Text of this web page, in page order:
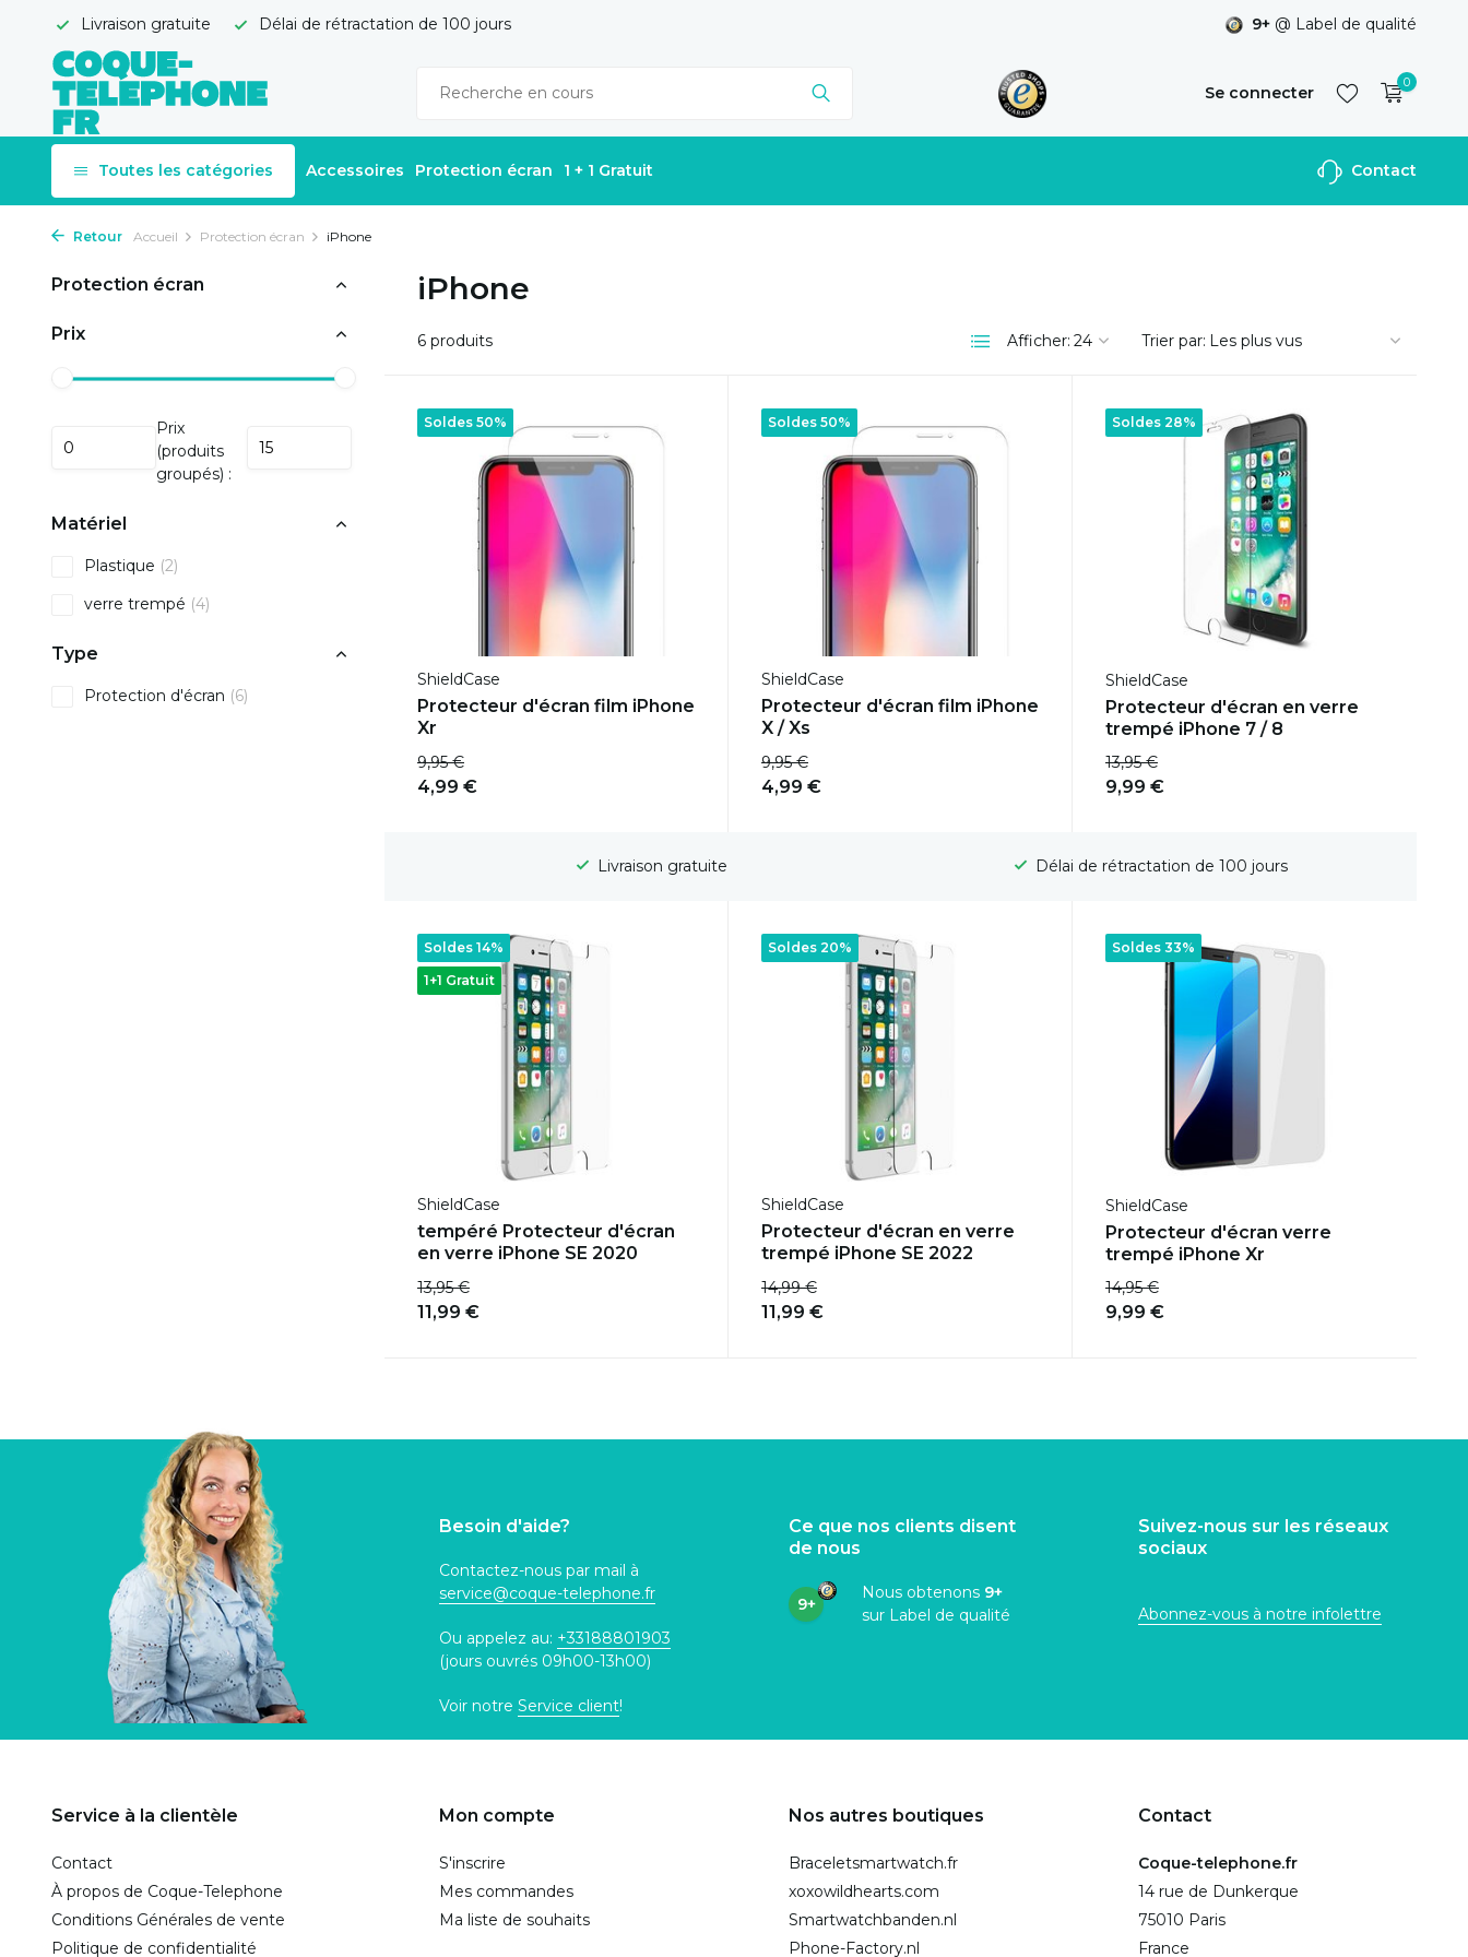
Livraison gratuite Délai de rétractation de 100 jours 9+ @ Label de qualité
Se connecter
S'inscrire
0
Toutes les catégories Accessoires Protection écran 1 + 1 Gratuit Contact
Retour Accueil Protection écran iPhone
Protection écran
Prix
Prix
(produits
groupés) :
Matériel
Plastique (2)
verre trempé (4)
Type
Protection d'écran (6)
iPhone
6 produits Afficher: Trier par:
Soldes 50%
ShieldCase
Protecteur d'écran film iPhone
Xr
9,95 €
4,99 €
Soldes 50%
ShieldCase
Protecteur d'écran film iPhone
X / Xs
9,95 €
4,99 €
Soldes 28%
ShieldCase
Protecteur d'écran en verre
trempé iPhone 7 / 8
13,95 €
9,99 €
Livraison gratuite Délai de rétractation de 100 jours
1+1 Gratuit
Soldes 14%
ShieldCase
tempéré Protecteur d'écran
en verre iPhone SE 2020
13,95 €
11,99 €
Soldes 20%
ShieldCase
Protecteur d'écran en verre
trempé iPhone SE 2022
14,99 €
11,99 €
Soldes 33%
ShieldCase
Protecteur d'écran verre
trempé iPhone Xr
14,95 €
9,99 €
Besoin d'aide?
Contactez-nous par mail à
service@coque-telephone.fr
Ou appelez au: +33188801903
(jours ouvrés 09h00-13h00)
Voir notre Service client!
Ce que nos clients disent
de nous
9+
Nous obtenons 9+
sur Label de qualité
Suivez-nous sur les réseaux
sociaux
Abonnez-vous à notre infolettre
Service à la clientèle
Contact
À propos de Coque-Telephone
Conditions Générales de vente
Politique de confidentialité
Mon compte
S'inscrire
Mes commandes
Ma liste de souhaits
Nos autres boutiques
Braceletsmartwatch.fr
xoxowildhearts.com
Smartwatchbanden.nl
Phone-Factory.nl
Contact
Coque-telephone.fr
14 rue de Dunkerque
75010 Paris
France